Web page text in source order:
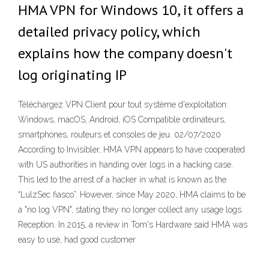
HMA VPN for Windows 10, it offers a
detailed privacy policy, which
explains how the company doesn't
log originating IP
Téléchargez VPN Client pour tout système d'exploitation:
Windows, macOS, Android, iOS Compatible ordinateurs,
smartphones, routeurs et consoles de jeu. 02/07/2020
According to Invisibler, HMA VPN appears to have cooperated
with US authorities in handing over logs in a hacking case.
This led to the arrest of a hacker in what is known as the
“LulzSec fiasco”. However, since May 2020, HMA claims to be
a "no log VPN", stating they no longer collect any usage logs.
Reception. In 2015, a review in Tom's Hardware said HMA was
easy to use, had good customer